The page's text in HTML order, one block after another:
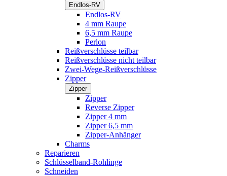
Endlos-RV
Endlos-RV
4 mm Raupe
6,5 mm Raupe
Perlon
Reißverschlüsse teilbar
Reißverschlüsse nicht teilbar
Zwei-Wege-Reißverschlüsse
Zipper
Zipper
Zipper
Reverse Zipper
Zipper 4 mm
Zipper 6,5 mm
Zipper-Anhänger
Charms
Reparieren
Schlüsselband-Rohlinge
Schneiden